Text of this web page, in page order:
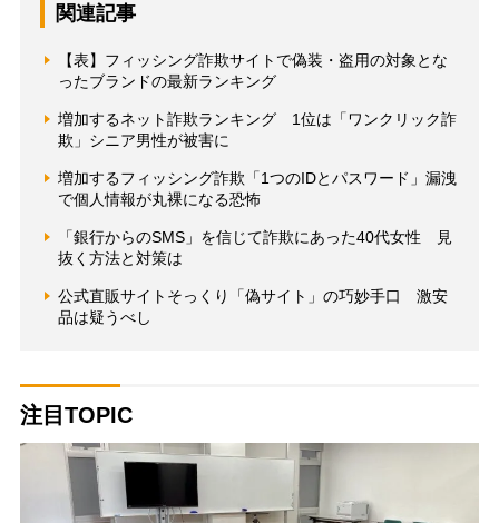
関連記事
【表】フィッシング詐欺サイトで偽装・盗用の対象とな
ったブランドの最新ランキング
増加するネット詐欺ランキング 1位は「ワンクリック詐
欺」シニア男性が被害に
増加するフィッシング詐欺「1つのIDとパスワード」漏洩
で個人情報が丸裸になる恐怖
「銀行からのSMS」を信じて詐欺にあった40代女性 見
抜く方法と対策は
公式直販サイトそっくり「偽サイト」の巧妙手口 激安
品は疑うべし
注目TOPIC